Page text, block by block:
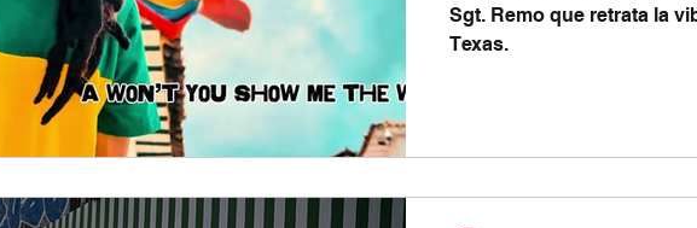
Sgt. Remo que retrata la
Texas.